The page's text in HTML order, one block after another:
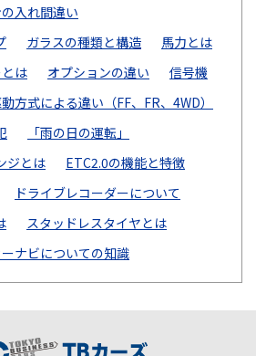
入れ間違い
ガラスの種類と構造
馬力とは
は オプションの違い
信号機
方式による違い（FF、FR、4WD）
「雨の日の運転」
ジとは
ETC2.0の機能と特徴
ドライブレコーダーについて
スタッドレスタイヤとは
ナビについての知識